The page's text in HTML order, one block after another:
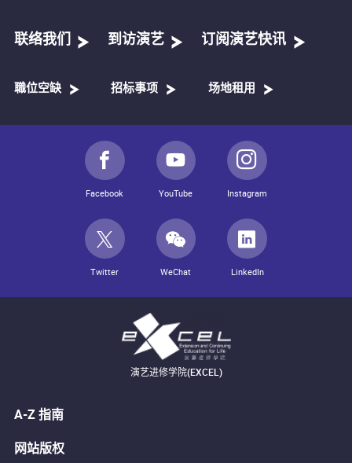
联络我们 到访演艺 订阅演艺快讯
職位空缺 招标事项 场地租用
Facebook YouTube Instagram
Twitter WeChat LinkedIn
演艺进修学院(EXCEL)
A-Z 指南
网站版权